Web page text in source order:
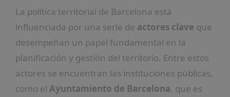
La política territorial de Barcelona está
influenciada por una serie de actores clave que
desempeñan un papel fundamental en la
planificación y gestión del territorio. Entre estos
actores se encuentran las instituciones públicas,
como el Ayuntamiento de Barcelona, que es